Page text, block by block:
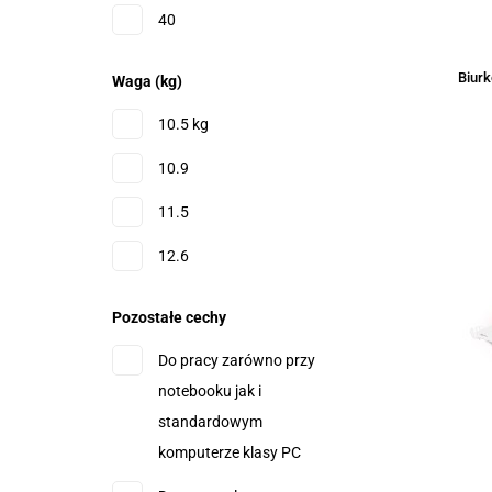
810
84 - minimalna, 130 -
maksymalna
90
40
600
61.5
65
690
Waga (kg)
10.5 kg
10.9
11.5
12.6
18
18.9
Pozostałe cechy
Do pracy zarówno przy
notebooku jak i
standardowym
komputerze klasy PC